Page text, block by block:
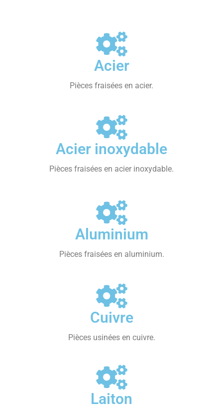
Acier
Pièces fraisées en acier.
Acier inoxydable
Pièces fraisées en acier inoxydable.
Aluminium
Pièces fraisées en aluminium.
Cuivre
Pièces usinées en cuivre.
Laiton